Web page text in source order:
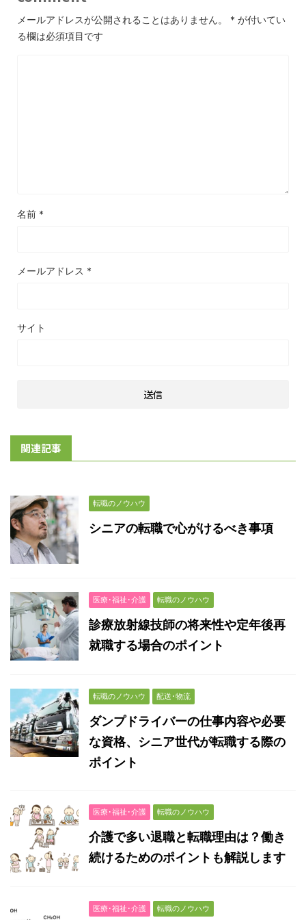
メールアドレスが公開されることはありません。 * が付いてい
る欄は必須項目です
名前 *
メールアドレス *
サイト
関連記事
転職のノウハウ
シニアの転職で心がけるべき事項
医療･福祉･介護 転職のノウハウ
診療放射線技師の将来性や定年後再
就職する場合のポイント
転職のノウハウ 配送･物流
ダンプドライバーの仕事内容や必要
な資格、シニア世代が転職する際の
ポイント
医療･福祉･介護 転職のノウハウ
介護で多い退職と転職理由は？働き
続けるためのポイントも解説します
医療･福祉･介護 転職のノウハウ